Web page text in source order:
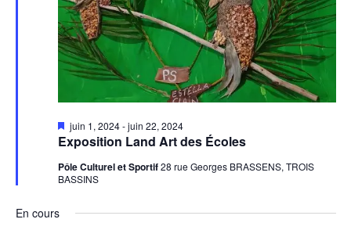
Exposition Land Art des Écoles
Mis
en
avant
juin 1, 2024-juin 22, 2024
Pôle Culturel et Sportif28 rue Georges BRASSENS, TROIS
BASSINS
En cours